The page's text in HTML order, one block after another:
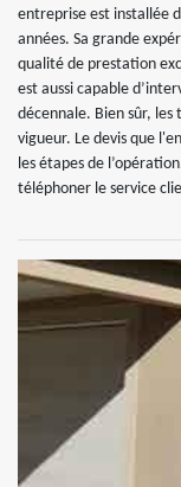
entreprise est installée
années. Sa grande
qualité de prestation
est aussi capable
décennale. Bien sûr, les
vigueur. Le devis que
les étapes de
téléphoner le service